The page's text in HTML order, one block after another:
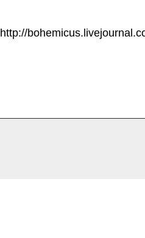
http://